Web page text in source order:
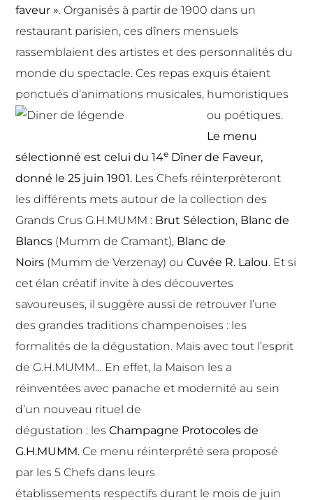
faveur ». Organisés à partir de 1900 dans un
restaurant parisien, ces dîners mensuels
rassemblaient des artistes et des personnalités du
monde du spectacle. Ces repas exquis étaient
ponctués d’animations musicales, humoristiques
ou poétiques.
Le menu
sélectionné est celui du 14e Dîner de Faveur,
donné le 25 juin1901. Les Chefs réinterprèteront
les différents mets autour de la collection des
Grands Crus G.H.MUMM : Brut Sélection, Blanc de
Blancs (Mumm de Cramant), Blanc de
Noirs (Mumm de Verzenay) ouCuvée R. Lalou. Et si
cet élan créatif invite à des découvertes
savoureuses, il suggère aussi de retrouver l’une
des grandes traditions champenoises : les
formalités de la dégustation. Mais avec tout l’esprit
de G.H.MUMM… En effet, la Maison les a
réinventées avec panache et modernité au sein
d’un nouveau rituel de
dégustation : lesChampagne Protocoles de
G.H.MUMM. Ce menu réinterprété sera proposé
par les 5 Chefs dans leurs
établissements respectifs durant le mois de juin